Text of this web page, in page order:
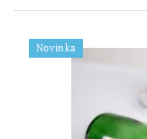
Novinka